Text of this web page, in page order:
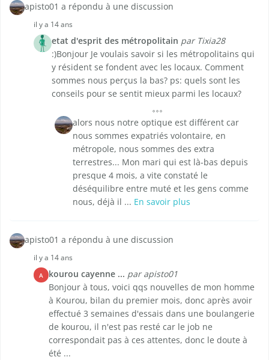
apisto01 a répondu à une discussion
il y a 14 ans
etat d'esprit des métropolitain par Tixia28
:)Bonjour Je voulais savoir si les métropolitains qui
y résident se fondent avec les locaux. Comment
sommes nous perçus la bas? ps: quels sont les
conseils pour se sentit mieux parmi les locaux?
alors nous notre optique est différent car
nous sommes expatriés volontaire, en
métropole, nous sommes des extra
terrestres... Mon mari qui est là-bas depuis
presque 4 mois, a vite constaté le
déséquilibre entre muté et les gens comme
nous, déjà il ... En savoir plus
apisto01 a répondu à une discussion
il y a 14 ans
A kourou cayenne ... par apisto01
Bonjour à tous, voici qqs nouvelles de mon homme
à Kourou, bilan du premier mois, donc après avoir
effectué 3 semaines d'essais dans une boulangerie
de kourou, il n'est pas resté car le job ne
correspondait pas à ces attentes, donc le doute à
été ...